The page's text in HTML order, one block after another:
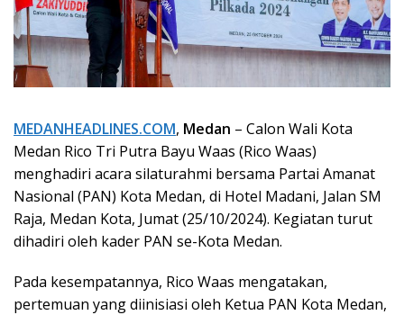
MEDANHEADLINES.COM, Medan – Calon Wali Kota
Medan Rico Tri Putra Bayu Waas (Rico Waas)
menghadiri acara silaturahmi bersama Partai Amanat
Nasional (PAN) Kota Medan, di Hotel Madani, Jalan SM
Raja, Medan Kota, Jumat (25/10/2024). Kegiatan turut
dihadiri oleh kader PAN se-Kota Medan.
Pada kesempatannya, Rico Waas mengatakan,
pertemuan yang diinisiasi oleh Ketua PAN Kota Medan,